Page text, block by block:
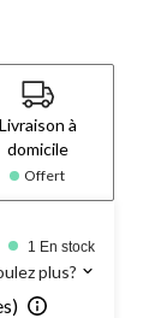
Livraison à
domicile
Offert
1 En stock
plus?